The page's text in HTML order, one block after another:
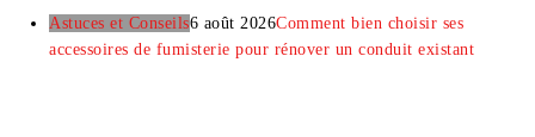
Astuces et Conseils6 août 2026Comment bien choisir ses
accessoires de fumisterie pour rénover un conduit existant